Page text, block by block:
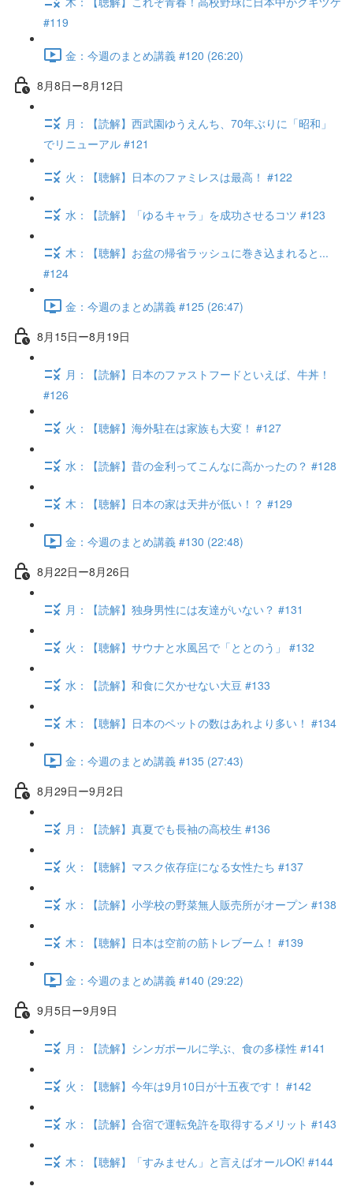
#119
金：今週のまとめ講義 #120 (26:20)
8月8日ー8月12日
月：【読解】西武園ゆうえんち、70年ぶりに「昭和」
でリニューアル #121
火：【聴解】日本のファミレスは最高！ #122
水：【読解】「ゆるキャラ」を成功させるコツ #123
木：【聴解】お盆の帰省ラッシュに巻き込まれると...
#124
金：今週のまとめ講義 #125 (26:47)
8月15日ー8月19日
月：【読解】日本のファストフードといえば、牛丼！
#126
火：【聴解】海外駐在は家族も大変！ #127
水：【読解】昔の金利ってこんなに高かったの？ #128
木：【聴解】日本の家は天井が低い！？ #129
金：今週のまとめ講義 #130 (22:48)
8月22日ー8月26日
月：【読解】独身男性には友達がいない？ #131
火：【聴解】サウナと水風呂で「ととのう」 #132
水：【読解】和食に欠かせない大豆 #133
木：【聴解】日本のペットの数はあれより多い！ #134
金：今週のまとめ講義 #135 (27:43)
8月29日ー9月2日
月：【読解】真夏でも長袖の高校生 #136
火：【聴解】マスク依存症になる女性たち #137
水：【読解】小学校の野菜無人販売所がオープン #138
木：【聴解】日本は空前の筋トレブーム！ #139
金：今週のまとめ講義 #140 (29:22)
9月5日ー9月9日
月：【読解】シンガポールに学ぶ、食の多様性 #141
火：【聴解】今年は9月10日が十五夜です！ #142
水：【読解】合宿で運転免許を取得するメリット #143
木：【聴解】「すみません」と言えばオールOK! #144